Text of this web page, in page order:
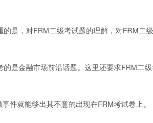
是，对FRM二级考试题的理解，对FRM二
金融市场前沿话题。这里还要求FRM二
就能够出其不意的出现在FRM考试卷上。